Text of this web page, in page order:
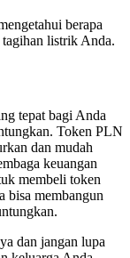
berapa
listrik Anda.
tepat bagi Anda
Token PLN
dan mudah
keuangan
membeli token
bisa membangun
dan jangan lupa